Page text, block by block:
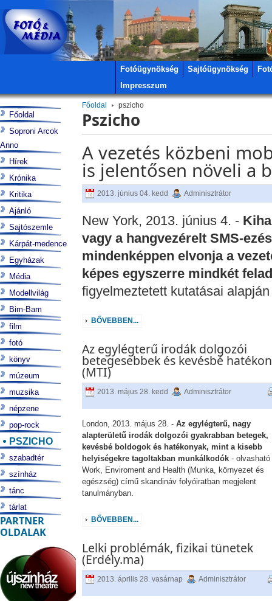
Fotóügynökség Sajtóügynökség
Impresszum
Főoldal pszicho
Pszicho
A vezetés közbeni
is jelentősen növeli a
2013. június 04. kedd Adminisztrátor
New York, 2013. június 4. -
vagy a hangvezérelt SMS-
mindenképpen elvonja a
képes egyszerre mindkét
figyelmeztetett kutatásai
BŐVEBBEN...
Az egylégterű irodák dolgozói
betegesebbek és kevésbé
(MTI)
2013. május 28. kedd Adminisztrátor
London, 2013. május 28. - Az egylégterű, nagy
alapterületű irodák dolgozói gyakrabban betegek,
kevésbé boldogok és hatékonyak, mint a kisebb
helyiségekre tagoltakban munkálkodók- olvasható
Work, Enviroment and Health (Munka, környezet és
egészség) című skandináv folyóiratban megjelent
tanulmányban.
BŐVEBBEN...
Lelki problémák, fizikai tünetek
(Erdély.ma)
2013. április 28. vasárnap Adminisztrátor
Főoldal
Soproni Arcok
Anno
Hírek
Krónika
Kritika
Ajánló
Sajtószemle
Kárpát-medence
Egyházak
Média
Modellvilág
Bim-Bam
film
fotó
könyv
múzeum
muzsika
népzene
pop-rock
PSZICHO
szabadtér
színház
tánc
tárlat
PARTNER
OLDALAK